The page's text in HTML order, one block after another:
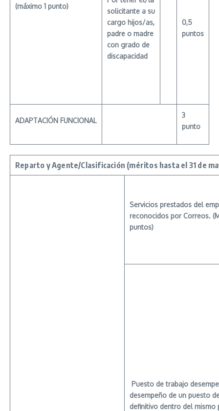
(máximo 1 punto)
solicitante a su
cargo hijos/as,
padre o madre
con grado de
discapacidad
0,5
puntos
ADAPTACIÓN FUNCIONAL
3
punto
Reparto y Agente/Clasificación (méritos hasta el 31 de
Servicios prestados del
reconocidos por Correos.
puntos)
Puesto de trabajo
desempeño de un puesto
definitivo dentro del mismo